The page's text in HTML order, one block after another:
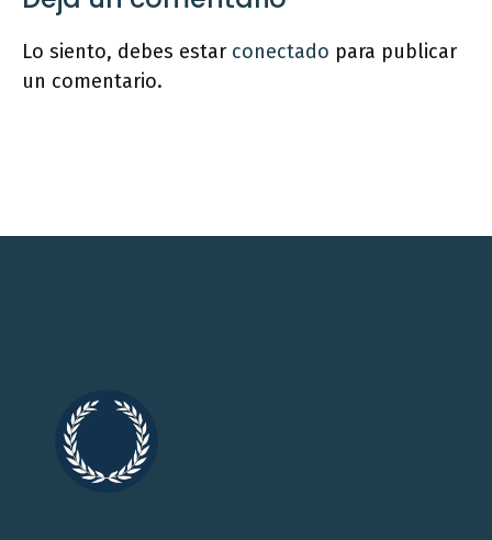
Lo siento, debes estar conectado para publicar
un comentario.